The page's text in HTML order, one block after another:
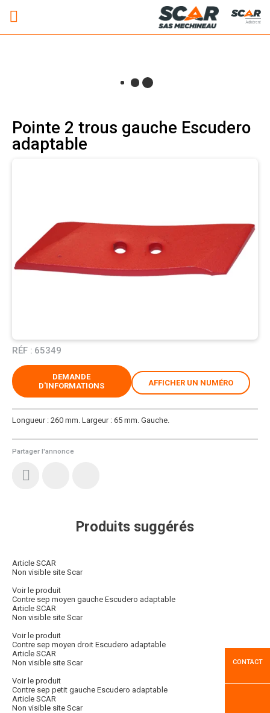
Adhérent
Pointe 2 trous gauche Escudero
adaptable
RÉF : 65349
Partager l'annonce
Longueur : 260 mm. Largeur : 65 mm. Gauche.
DEMANDE
D'INFORMATIONS
AFFICHER UN NUMÉRO
Produits suggérés
Article SCAR
Non visible site Scar
Voir le produit
Contre sep moyen gauche Escudero adaptable
Article SCAR
Non visible site Scar
Voir le produit
Contre sep moyen droit Escudero adaptable
Article SCAR
Non visible site Scar
Voir le produit
Contre sep petit gauche Escudero adaptable
Article SCAR
Non visible site Scar
CONTACT